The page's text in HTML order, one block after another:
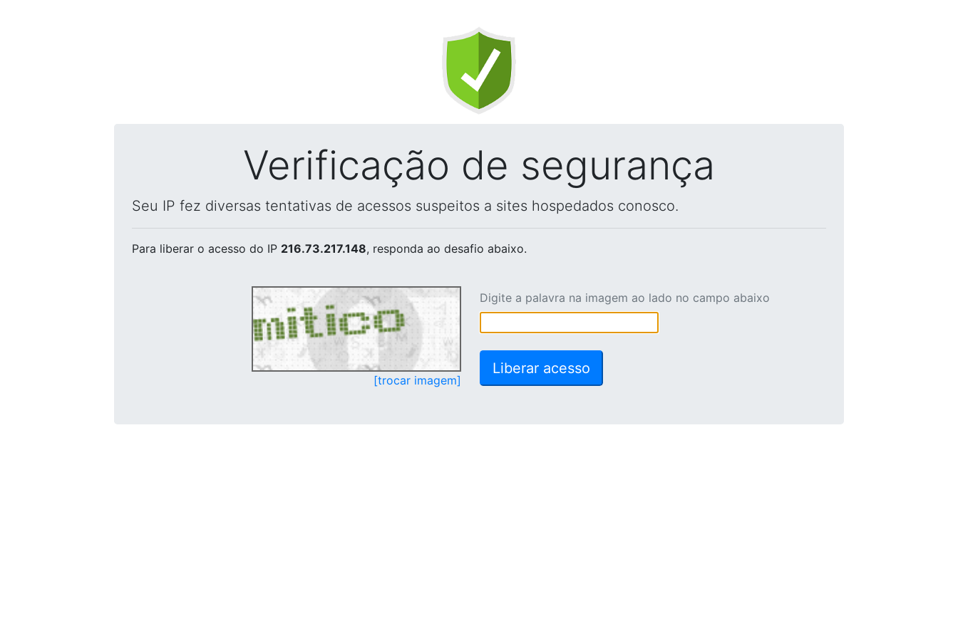
Verificação de segurança
Seu IP fez diversas tentativas de acessos suspeitos a sites hospedados conosco.
Para liberar o acesso do IP 216.73.217.148, responda ao desafio abaixo.
[trocar imagem]
Digite a palavra na imagem ao lado no campo abaixo